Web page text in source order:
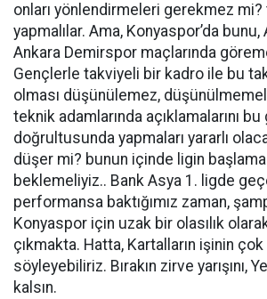
onları yönlendirmeleri gerekmez mi?
yapmalılar. Ama, Konyaspor’da
Ankara Demirspor maçlarında
Gençlerle takviyeli bir kadro ile bu
olması düşünülemez,
teknik adamlarında açıklamalarını
doğrultusunda yapmaları yararlı
düşer mi? bunun içinde ligin
beklemeliyiz.. Bank Asya 1. ligde
performansa baktığımız zaman,
Konyaspor için uzak bir olasılık
çıkmakta. Hatta, Kartalların işinin
söyleyebiliriz. Bırakın zirve yarışını,
kalsın.